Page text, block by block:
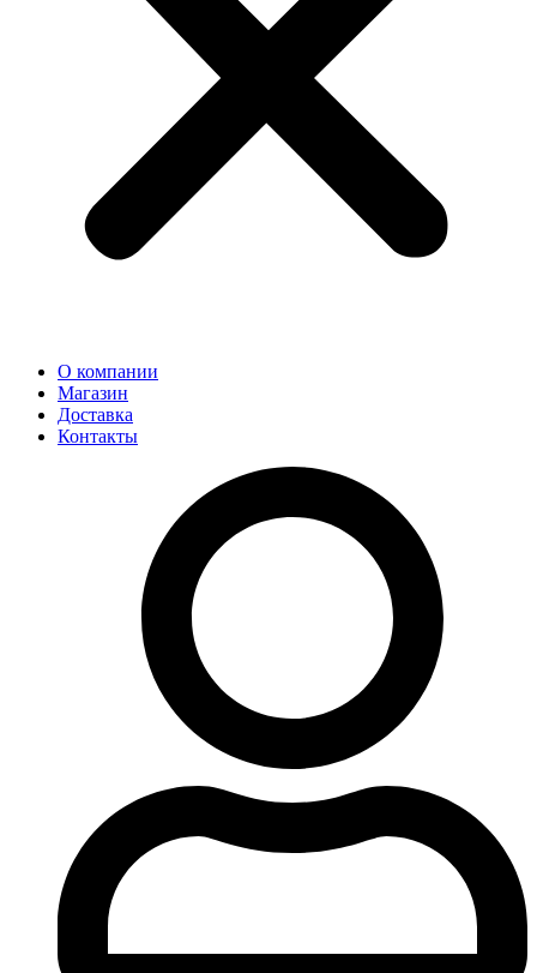
О компании
Магазин
Доставка
Контакты